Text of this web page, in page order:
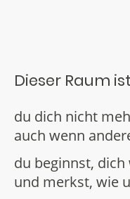
Dieser Raum
du dich nicht
auch wenn
du beginnst,
und merkst, wie